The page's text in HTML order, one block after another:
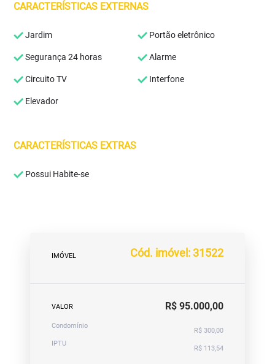
CARACTERÍSTICAS EXTERNAS
Jardim Portão eletrônico
Segurança 24 horas Alarme
Circuito TV Interfone
Elevador
CARACTERÍSTICAS EXTRAS
Possui Habite-se
IMÓVEL Cód. imóvel: 31522
VALOR R$ 95.000,00
Condomínio
R$ 300,00
IPTU
R$ 113,54